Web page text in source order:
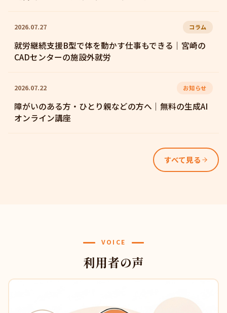
2026.07.27 コラム
就労継続支援B型で体を動かす仕事もできる｜宮崎の
CADセンターの施設外就労
2026.07.22 お知らせ
障がいのある方・ひとり親などの方へ｜無料の生成AI
オンライン講座
すべて見る
VOICE
利用者の声